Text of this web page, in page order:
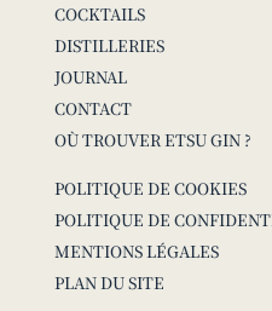
COCKTAILS
DISTILLERIES
JOURNAL
CONTACT
OÙ TROUVER ETSU GIN ?
POLITIQUE DE COOKIES
POLITIQUE DE
MENTIONS LÉGALES
PLAN DU SITE